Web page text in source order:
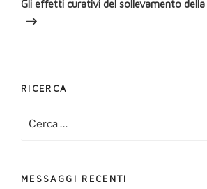
Gli effetti curativi del sollevamento
RICERCA
MESSAGGI RECENTI